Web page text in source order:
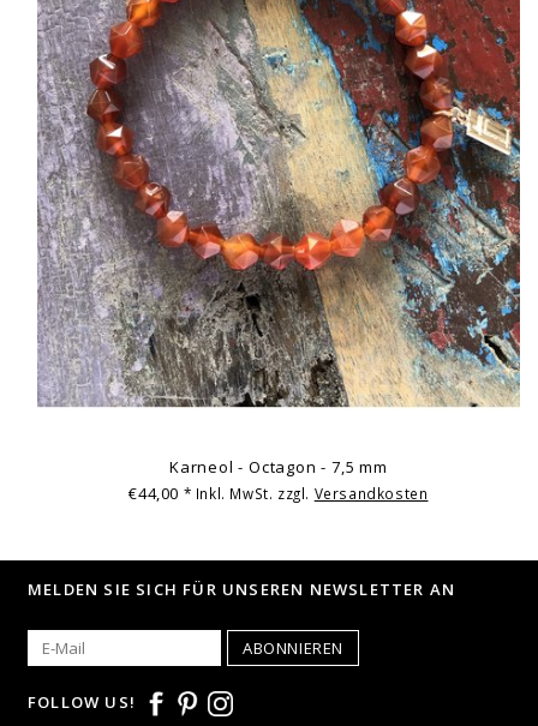
Karneol - Octagon - 7,5 mm
€44,00 * Inkl. MwSt. zzgl. Versandkosten
MELDEN SIE SICH FÜR UNSEREN NEWSLETTER AN
ABONNIEREN
FOLLOW US!